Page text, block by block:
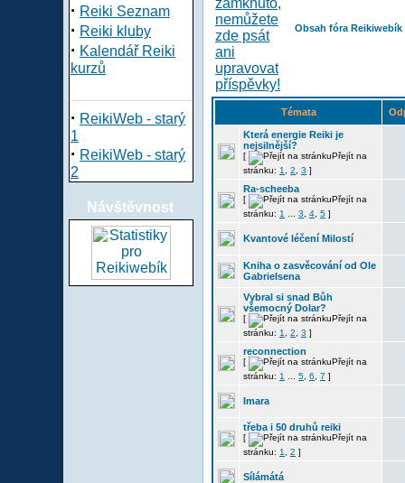
· Reiki Seznam
· Reiki kluby
· Kalendář Reiki
kurzů
· ReikiWeb - starý
1
· ReikiWeb - starý
2
Návštěvnost
Obsah fóra Reikiwebík
Témata
Která energie Reiki je
nejsilnější?
[
Přejít na
stránku: 1 2 3 ]
Ra-scheeba
[
Přejít na
stránku: 1 3 4 5 ]
Kvantové léčení Milostí
Kniha o zasvěcování od Ole
Gabrielsena
Vybral si snad Bůh
všemocný Dolar?
[
Přejít na
stránku: 1 2 3 ]
reconnection
[
Přejít na
stránku: 1 5 6 7 ]
Imara
třeba i 50 druhů reiki
[
Přejít na
stránku: 1 2 ]
Sílámátá